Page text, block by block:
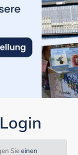
Sieeinen